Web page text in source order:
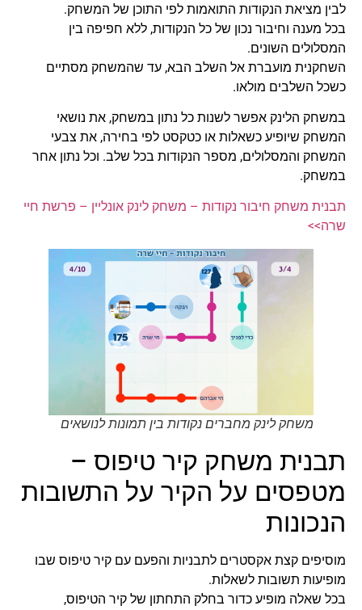
לבין מציאת הנקודות התואמות לפי התוכן של המשחק.
בכל מענה וחיבור נכון של כל הנקודות, ללא חפיפה בין
המסלולים השונים.
השחקנית מועברת אל השלב הבא, עד שהמשחק מסתיים
כשכל השלבים מולאו.
במשחק הלינק אפשר לשנות כל נתון במשחק, את נושאי
המשחק שיופיע כשאלות או כטקסט לפי בחירה, את צבעי
המשחק והמסלולים, מספר הנקודות בכל שלב. וכל נתון אחר
במשחק.
תבנית משחק חיבור נקודות – משחק לינק אונליין – פרשת חיי
שרה>>
משחק לינק מחברים נקודות בין תמונות לנושאים
תבנית משחק קיר טיפוס –
מטפסים על הקיר על התשובות
הנכונות
מוסיפים קצת אקסטרים לתבניות והפעם עם קיר טיפוס שבו
מופיעות תשובות לשאלות.
בכל שאלה מופיע כדור בחלק התחתון של קיר הטיפוס,